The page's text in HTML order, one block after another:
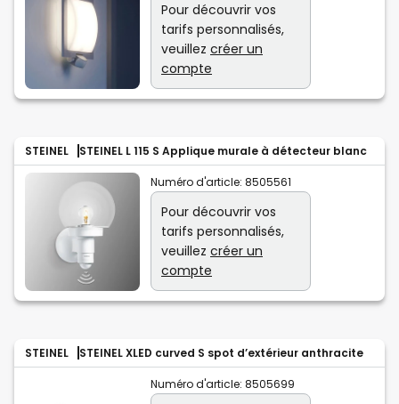
Pour découvrir vos
tarifs personnalisés,
veuillez créer un
compte
STEINEL STEINEL L 115 S Applique murale à détecteur blanc
Numéro d'article: 8505561
Pour découvrir vos
tarifs personnalisés,
veuillez créer un
compte
STEINEL STEINEL XLED curved S spot d’extérieur anthracite
Numéro d'article: 8505699